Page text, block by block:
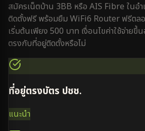
สมัครเน็ตบ้าน 3BB หรือ AIS Fibre ในอ
ติดตั้งฟรี พร้อมยืม WiFi6 Router ฟรีตล
เริ่มต้นเพียง 500 บาท เงื่อนไขค่าใช้จ่าย
ตรงกับที่อยู่ติดตั้งหรือไม่
ที่อยู่ตรงบัตร ปชช.
แนะนำ